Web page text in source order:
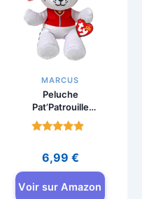
MARCUS
Peluche
Pat’Patrouille
Marcus 15cm à
Collectionner
4.5
sur 5
6,99 €
Voir sur Amazon